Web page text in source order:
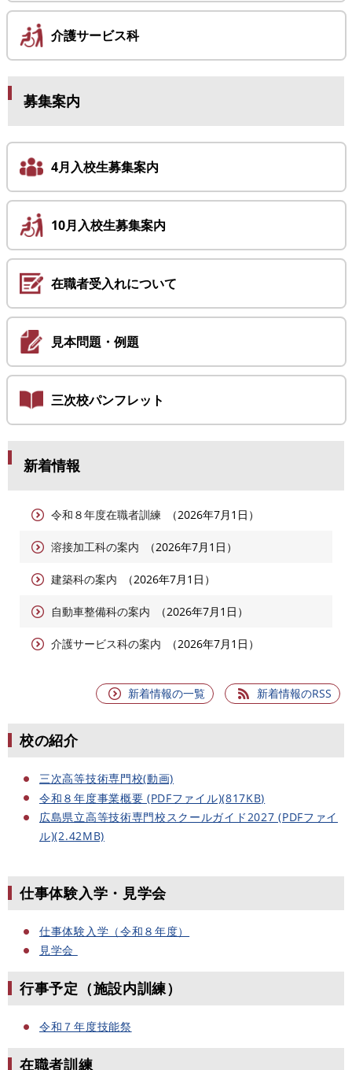
介護サービス科
募集案内
4月入校生募集案内
10月入校生募集案内
在職者受入れについて
見本問題・例題
三次校パンフレット
新着情報
令和８年度在職者訓練 2026年7月1日
溶接加工科の案内 2026年7月1日
建築科の案内 2026年7月1日
自動車整備科の案内 2026年7月1日
介護サービス科の案内 2026年7月1日
新着情報の一覧 新着情報のRSS
校の紹介
三次高等技術専門校(動画)
令和８年度事業概要 (PDFファイル)(817KB)
広島県立高等技術専門校スクールガイド2027 (PDFファイ
ル)(2.42MB)
仕事体験入学・見学会
仕事体験入学（令和８年度）
見学会
行事予定（施設内訓練）
令和７年度技能祭
在職者訓練